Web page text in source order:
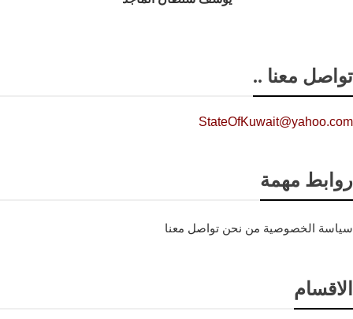
تواصل معنا ..
StateOfKuwait@yahoo.com
روابط مهمة
سياسة الخصوصية من نحن تواصل معنا
الاقسام